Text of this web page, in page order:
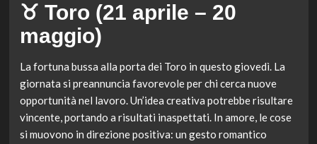
♉ Toro (21 aprile – 20
maggio)
La fortuna bussa alla porta dei Toro in questo giovedì. La
giornata si preannuncia favorevole per chi cerca nuove
opportunità nel lavoro. Un’idea creativa potrebbe risultare
vincente, portando a risultati inaspettati. In amore, le cose
si muovono in direzione positiva: un gesto romantico